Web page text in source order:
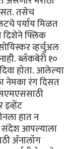
तसेच
पर्याय मिळत
दिशेने फ्लिक
व्हर्चुअल
ब्लॅकबेरी १०
होता. आलेल्या
नेमका रंग दिसत
इव्हेंट
हात न
संदेश आपल्याला
अ‍ॅनालॉग